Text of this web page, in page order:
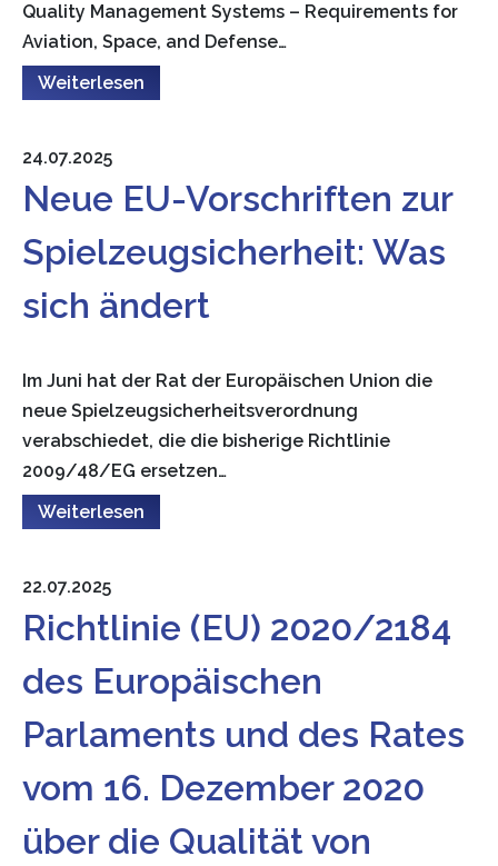
Quality Management Systems – Requirements for
Aviation, Space, and Defense…
Weiterlesen
24.07.2025
Neue EU-Vorschriften zur
Spielzeugsicherheit: Was
sich ändert
Im Juni hat der Rat der Europäischen Union die
neue Spielzeugsicherheitsverordnung
verabschiedet, die die bisherige Richtlinie
2009/48/EG ersetzen…
Weiterlesen
22.07.2025
Richtlinie (EU) 2020/2184
des Europäischen
Parlaments und des Rates
vom 16. Dezember 2020
über die Qualität von